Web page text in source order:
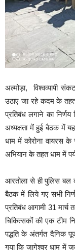
अल्मोड़ा, विश्वव्यापी
उठाए जा रहे कदम के
प्रतिबंध लगाने का निर्णय
अध्यक्षता में हुई बैठक में यह
धाम में कोरोना वायरस
अभियान के तहत धाम में
आरतोला से ही पुलिस बल
बैठक में लिये गए सभी
प्रतिबंध आगामी 31 मार्च
चिकित्सकों की एक टीम
पद्धति के अंतर्गत दैनिक
गया कि जागेश्वर धाम में